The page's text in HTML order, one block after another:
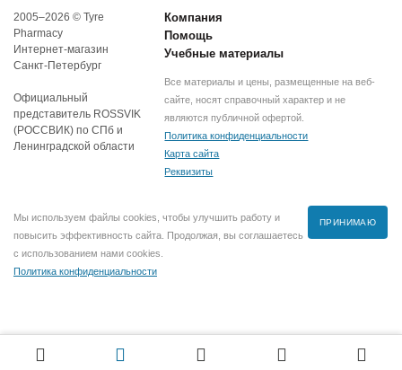
2005–2026 © Tyre
Pharmacy
Интернет-магазин
Санкт-Петербург
Официальный
представитель ROSSVIK
(РОССВИК) по СПб и
Ленинградской области
Компания
Помощь
Учебные материалы
Все материалы и цены, размещенные на веб-
сайте, носят справочный характер и не
являются публичной офертой.
Политика конфиденциальности
Карта сайта
Реквизиты
Мы используем файлы cookies, чтобы улучшить работу и
повысить эффективность сайта. Продолжая, вы соглашаетесь
с использованием нами cookies.
Политика конфиденциальности
ПРИНИМАЮ